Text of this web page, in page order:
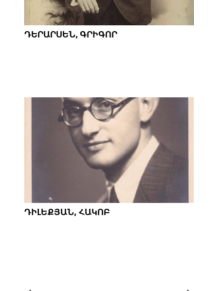
ԴԵՐԱՐՍԵՆ, ԳՐԻԳՈՐ
ԴԻԼԵՔՅԱՆ, ՀԱԿՈԲ